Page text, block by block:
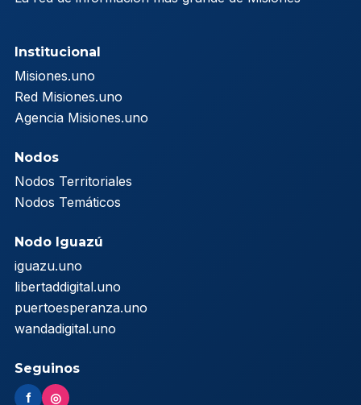
Institucional
Misiones.uno
Red Misiones.uno
Agencia Misiones.uno
Nodos
Nodos Territoriales
Nodos Temáticos
Nodo Iguazú
iguazu.uno
libertaddigital.uno
puertoesperanza.uno
wandadigital.uno
Seguinos
f ◎